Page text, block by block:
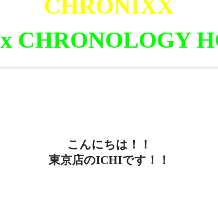
CHRONIXX
CHRONOLOGY
こんにちは！！
東京店のICHIです！！